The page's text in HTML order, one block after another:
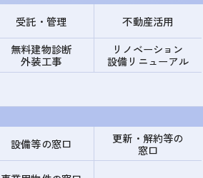
受託・管理 不動産活用
無料建物診断
外装工事
リノベーション
設備リニューアル
設備等の窓口
更新・解約等の
窓口